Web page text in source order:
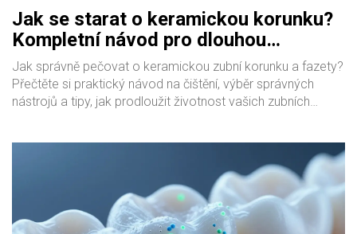
Jak se starat o keramickou korunku?
Kompletní návod pro dlouhou
životnost
Jak správně pečovat o keramickou zubní korunku a fazety?
Přečtěte si praktický návod na čištění, výběr správných
nástrojů a tipy, jak prodloužit životnost vašich zubních